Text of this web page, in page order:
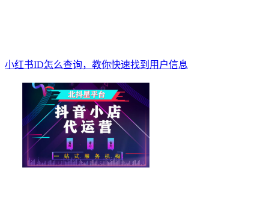
小红书ID怎么查询，教你快速找到用户信息